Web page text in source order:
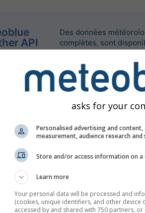
API
Des données
complètes, sont
asks for your
Personalised advertising and
measurement, audience research
Store and/or access information on a
Learn more
Your personal data will be processed and
(cookies, unique identifiers, and other device
accessed by and shared with 750 partners,